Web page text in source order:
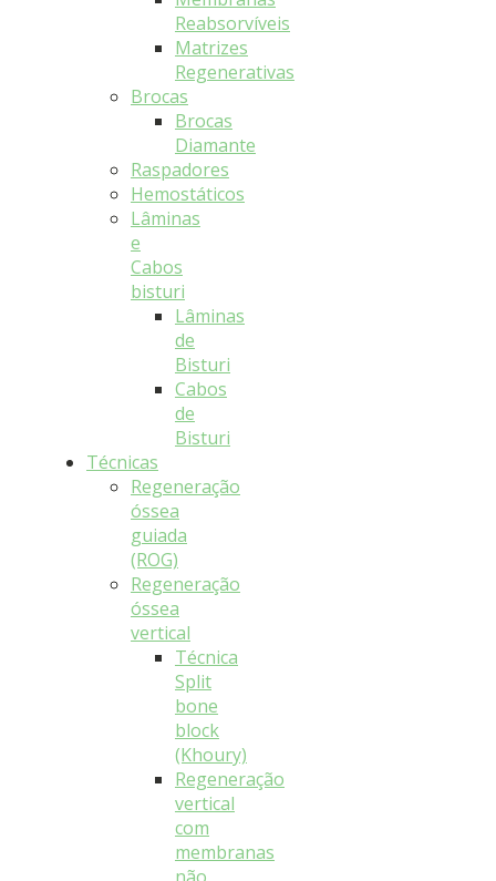
Reabsorvíveis
Matrizes
Regenerativas
Brocas
Brocas
Diamante
Raspadores
Hemostáticos
Lâminas
e
Cabos
bisturi
Lâminas
de
Bisturi
Cabos
de
Bisturi
Técnicas
Regeneração
óssea
guiada
(ROG)
Regeneração
óssea
vertical
Técnica
Split
bone
block
(Khoury)
Regeneração
vertical
com
membranas